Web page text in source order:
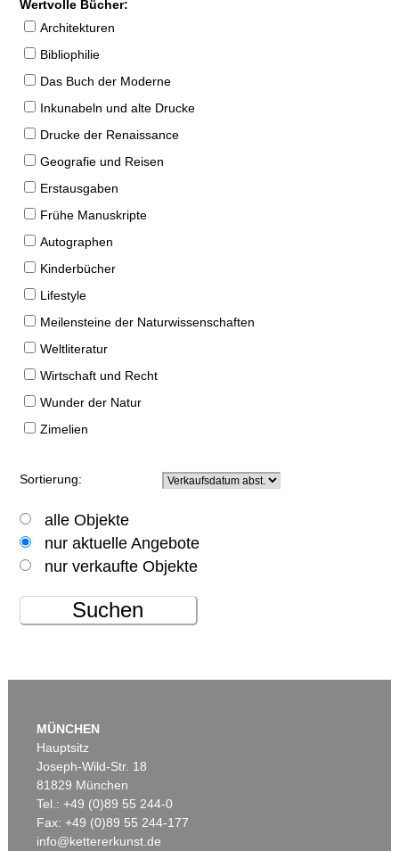
Wertvolle Bücher:
Architekturen
Bibliophilie
Das Buch der Moderne
Inkunabeln und alte Drucke
Drucke der Renaissance
Geografie und Reisen
Erstausgaben
Frühe Manuskripte
Autographen
Kinderbücher
Lifestyle
Meilensteine der Naturwissenschaften
Weltliteratur
Wirtschaft und Recht
Wunder der Natur
Zimelien
Sortierung:
alle Objekte
nur aktuelle Angebote
nur verkaufte Objekte
Suchen
MÜNCHEN
Hauptsitz
Joseph-Wild-Str. 18
81829 München
Tel.: +49 (0)89 55 244-0
Fax: +49 (0)89 55 244-177
info@kettererkunst.de